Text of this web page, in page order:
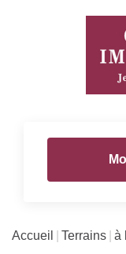
Accueil Terrains à